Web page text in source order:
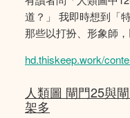
道？」 我即時想到「
那些以打扮、形象師
hd.thiskeep.work/
人類圖 閘門25與
架多